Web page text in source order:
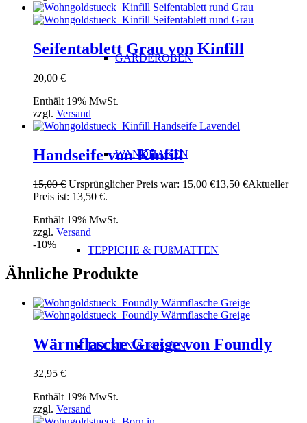
GARDEROBEN
WANDHAKEN
TEPPICHE & FUßMATTEN
DECKEN & KISSEN
Seifentablett Grau von Kinfill
20,00 €
Enthält 19% MwSt.
zzgl. Versand
Handseife von Kinfill
15,00€ Ursprünglicher Preis war: 15,00 €13,50 €Aktueller
Preis ist: 13,50 €.
Enthält 19% MwSt.
zzgl. Versand
-10%
Ähnliche Produkte
Wärmflasche Greige von Foundly
32,95 €
Enthält 19% MwSt.
zzgl. Versand